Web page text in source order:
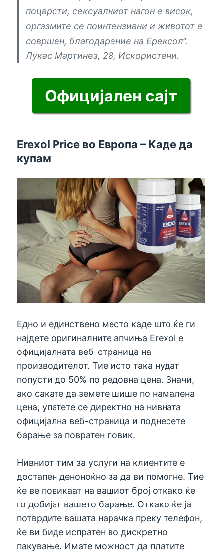
поцврсти, сексуалниот нагон е висок,
оргазмите се поинтензивни и животот е
совршен, благодарение на Ерексол“.
Лукас Мартинез, 28, Искористени.
Официјален сајт
Erexol Price во Европа – Каде да
купам
Едно и единствено место каде што ќе ги
најдете оригиналните апчиња Erexol е
официјалната веб-страница на
производителот. Тие исто така нудат
попусти до 50% по редовна цена. Значи,
ако сакате да земете шише по намалена
цена, упатете се директно на нивната
официјална веб-страница и поднесете
барање за повратен повик.
Нивниот тим за услуги на клиентите е
достапен деноноќно за да ви помогне. Тие
ќе ве повикаат на вашиот број откако ќе
го добијат вашето барање. Откако ќе ја
потврдите вашата нарачка преку телефон,
ќе ви биде испратен во дискретно
пакување. Имате можност да платите